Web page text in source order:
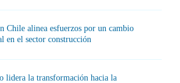
Chile alinea esfuerzos por un cambio
en el sector construcción
lidera la transformación hacia la